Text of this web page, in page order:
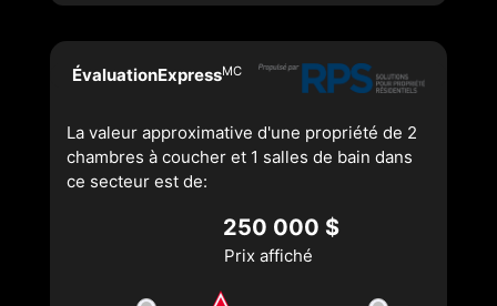
ÉvaluationExpressMC
La valeur approximative d'une propriété de 2
chambres à coucher et 1 salles de bain dans
ce secteur est de:
250 000 $
Prix affiché